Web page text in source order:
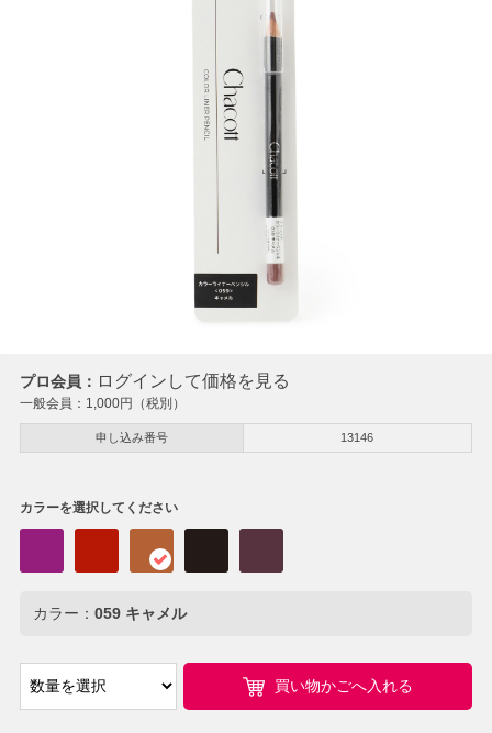
プロ会員： ログインして価格を見る
一般会員： 1,000円（税別）
申し込み番号 13146
カラーを選択してください
カラー： 059 キャメル
買い物かごへ入れる